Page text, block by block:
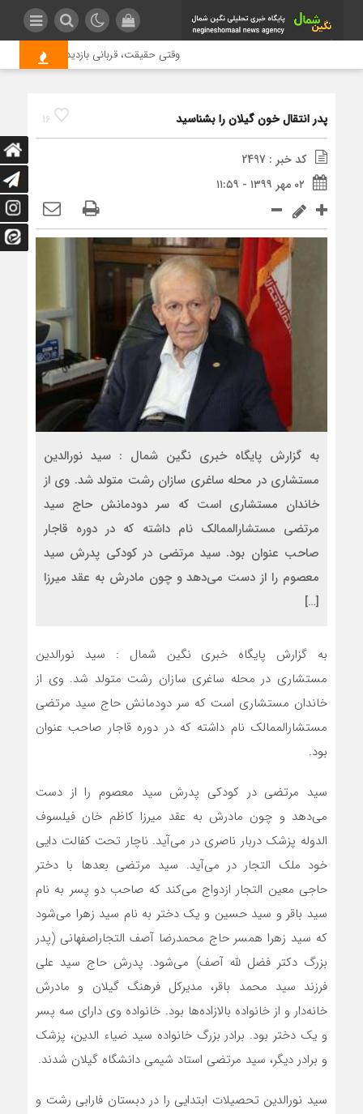
وقتی حقیقت، قربانی بازدید بیشتر می
16 پدر انتقال خون گیلان را بشناسید
کد خبر : 2497
۰۲ مهر ۱۳۹۹ - ۱۱:۵۹
به گزارش پایگاه خبری نگین شمال : سید نور‌الدین
مستشاری در محله ساغری سازان رشت متولد شد. وی از
خاندان مستشاری است که سر دودمانش حاج سید
مرتضی مستشارالممالک نام داشته که در دوره قاجار
صاحب عنوان بود. سید مرتضی در کودکی پدرش سید
معصوم را از دست می‌دهد و چون مادرش به عقد میرزا
[…]
به گزارش پایگاه خبری نگین شمال : سید نور‌الدین
مستشاری در محله ساغری سازان رشت متولد شد. وی از
خاندان مستشاری است که سر دودمانش حاج سید مرتضی
مستشارالممالک نام داشته که در دوره قاجار صاحب عنوان
بود.
سید مرتضی در کودکی پدرش سید معصوم را از دست
می‌دهد و چون مادرش به عقد میرزا کاظم خان فیلسوف
الدوله پزشک دربار ناصری در می‌آید. ناچار تحت کفالت دایی
خود ملک التجار در می‌آید. سید مرتضی بعدها با دختر
حاجی معین التجار ازدواج می‌کند که صاحب دو پسر به نام
سید باقر و سید حسین و یک دختر به نام سید زهرا می‌شود
که سید زهرا همسر حاج محمدرضا آصف التجاراصفهانی (پدر
بزرگ دکتر فضل لله آصف) می‌شود. پدرش حاج سید علی
فرزند سید محمد باقر، مدیرکل فرهنگ گیلان و مادرش
خانه‌دار و از خانواده‌ بالازاده‌ها بود. خانواده وی دارای سه پسر
و یک دختر بود. برادر بزرگ خانواده سید ضیاء ‌الدین، پزشک
و برادر دیگر، سید مرتضی استاد شیمی دانشگاه گیلان شدند.
سید نورالدین تحصیلات ابتدایی را در دبستان فارابی رشت و